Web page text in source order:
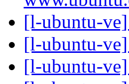
[l-ubuntu-
[l-ubuntu-
[l-ubuntu-